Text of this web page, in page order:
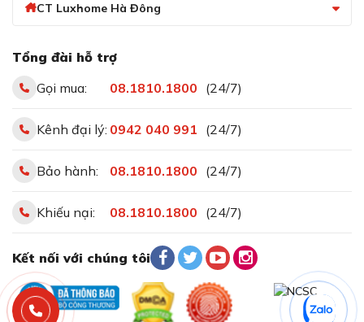
ExtraDry
đốm hơi trắng trên đồ dùng được loại bỏ tối đa. Khi
chọn chức năng Sấy tăng cường cuối mỗi chu trình rửa
thời gian rửa sẽ được cộng thêm 10 phút lúc này Extra
CT Luxhome Hà Đông
Tổng đài hỗ trợ
Gọi mua:
08.1810.1800 (24/7)
Kênh đại lý: 0942 040 991 (24/7)
Bảo hành: 08.1810.1800 (24/7)
Khiếu nại: 08.1810.1800 (24/7)
Kết nối với chúng tôi